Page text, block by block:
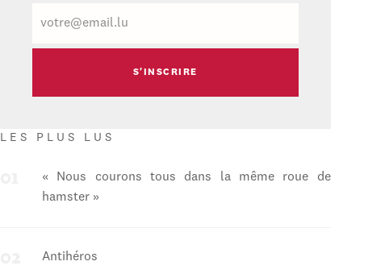
mail
LES PLUS LUS
« Nous courons tous dans la même roue de
hamster »
Antihéros